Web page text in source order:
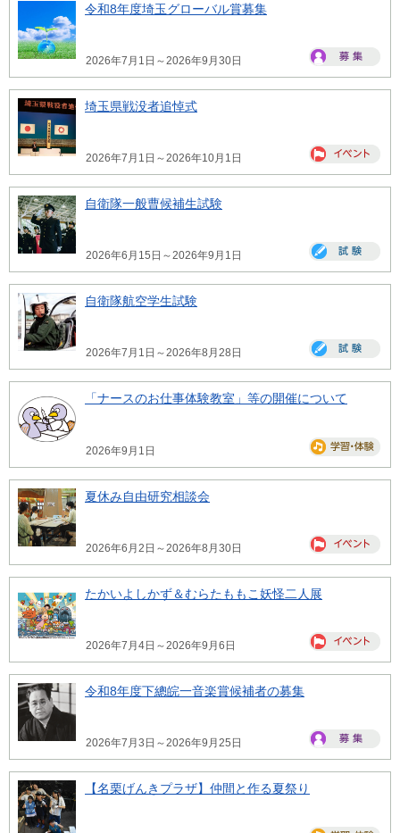
令和8年度埼玉グローバル賞募集
2026年7月1日～2026年9月30日
埼玉県戦没者追悼式
2026年7月1日～2026年10月1日
自衛隊一般曹候補生試験
2026年6月15日～2026年9月1日
自衛隊航空学生試験
2026年7月1日～2026年8月28日
「ナースのお仕事体験教室」等の開催について
2026年9月1日
夏休み自由研究相談会
2026年6月2日～2026年8月30日
たかいよしかず＆むらたももこ妖怪二人展
2026年7月4日～2026年9月6日
令和8年度下總皖一音楽賞候補者の募集
2026年7月3日～2026年9月25日
【名栗げんきプラザ】仲間と作る夏祭り